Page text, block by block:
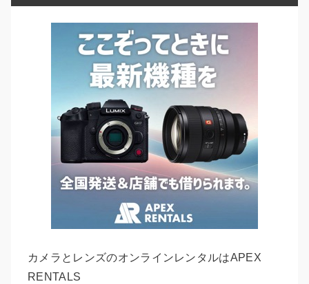
カメラとレンズのオンラインレンタルはAPEX
RENTALS